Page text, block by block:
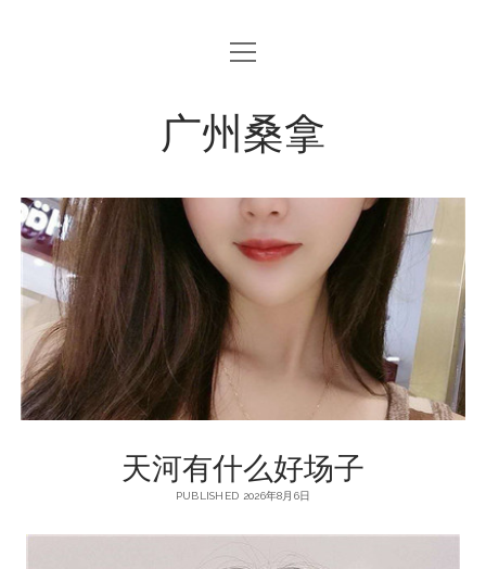
open
menu
广州桑拿
天河有什么好场子
PUBLISHED 2026年8月6日